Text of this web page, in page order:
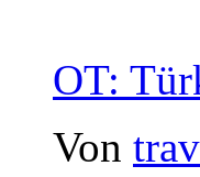
OT:
Von